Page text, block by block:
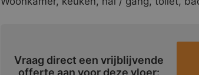
Vraag direct een vrijblijvende
offerte aan voor deze vloer: